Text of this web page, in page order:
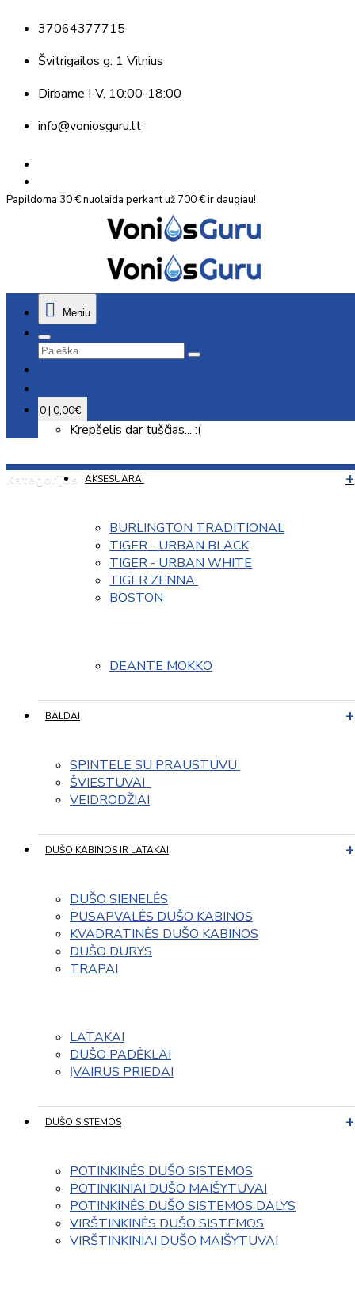
37064377715
Švitrigailos g. 1 Vilnius
Dirbame I-V, 10:00-18:00
info@voniosguru.lt
Papildoma 30 € nuolaida perkant už 700 € ir daugiau!
Meniu
0 | 0,00€
Krepšelis dar tuščias... :(
Kategorijos AKSESUARAI
BURLINGTON TRADITIONAL
TIGER - URBAN BLACK
TIGER - URBAN WHITE
TIGER ZENNA
BOSTON
DEANTE MOKKO
BALDAI
SPINTELE SU PRAUSTUVU
ŠVIESTUVAI
VEIDRODŽIAI
DUŠO KABINOS IR LATAKAI
DUŠO SIENELĖS
PUSAPVALĖS DUŠO KABINOS
KVADRATINĖS DUŠO KABINOS
DUŠO DURYS
TRAPAI
LATAKAI
DUŠO PADĖKLAI
ĮVAIRUS PRIEDAI
DUŠO SISTEMOS
POTINKINĖS DUŠO SISTEMOS
POTINKINIAI DUŠO MAIŠYTUVAI
POTINKINĖS DUŠO SISTEMOS DALYS
VIRŠTINKINĖS DUŠO SISTEMOS
VIRŠTINKINIAI DUŠO MAIŠYTUVAI